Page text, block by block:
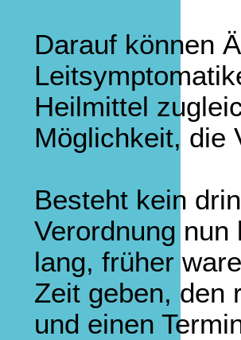
Darauf können
Heilmittel
Möglichkeit, die
Besteht kein
Verordnung nun
lang, früher
Zeit geben, den
und einen